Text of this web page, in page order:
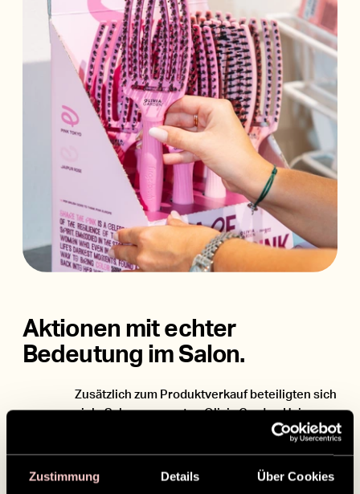
Zustimmung Details Über Cookies
Aktionen mit echter
Bedeutung im Salon.
Zusätzlich zum Produktverkauf beteiligten sich
viele Salons am ersten Olivia Garden Hair
Marathon und luden ihre Kund:innen ein,
in Behandlung herzustellen. Diese Momente
führten oft zu offenen Gesprächen und